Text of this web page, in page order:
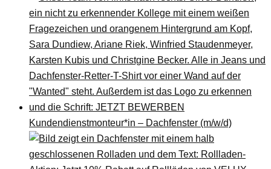
Kundendienstmonteur*in – Dachfenster (m/w/d)